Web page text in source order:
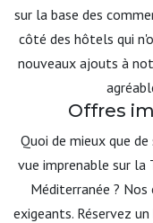
sur la base des
côté des hôtels qui
nouveaux ajouts à
Offres
Quoi de mieux que
vue imprenable sur
Méditerranée ?
exigeants. Réservez